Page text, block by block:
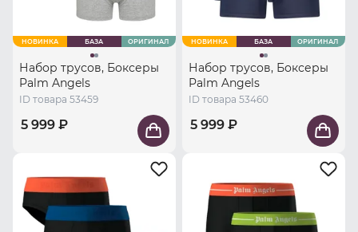
НОВИНКА БАЗА ОРИГИНАЛ
Набор трусов, Боксеры
Palm Angels
ID товара 53459
5 999 ₽
НОВИНКА БАЗА ОРИГИНАЛ
Набор трусов, Боксеры
Palm Angels
ID товара 53460
5 999 ₽